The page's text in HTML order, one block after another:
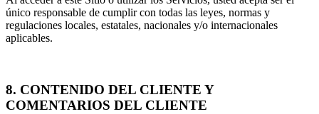
único responsable de cumplir con todas las leyes, normas y
regulaciones locales, estatales, nacionales y/o internacionales
aplicables.
8. CONTENIDO DEL CLIENTE Y
COMENTARIOS DEL CLIENTE